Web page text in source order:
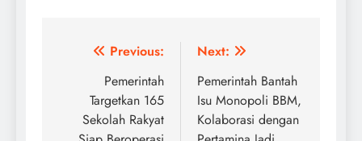
Post
navigation
Previous:
Pemerintah
Targetkan 165
Sekolah Rakyat
Next:
Pemerintah Bantah
Isu Monopoli BBM,
Kolaborasi dengan